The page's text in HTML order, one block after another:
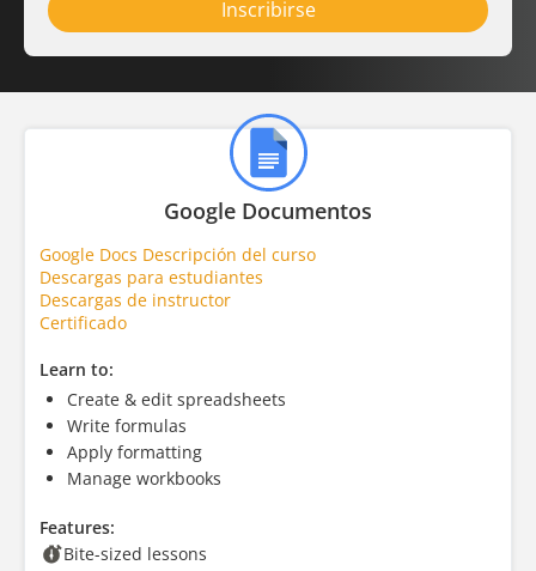
Inscribirse
Google Documentos
Google Docs Descripción del curso
Descargas para estudiantes
Descargas de instructor
Certificado
Learn to:
Create & edit spreadsheets
Write formulas
Apply formatting
Manage workbooks
Features:
Bite-sized lessons